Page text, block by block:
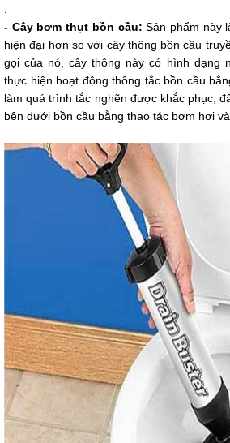
.
- Cây bơm thụt bồn cầu: Sản phẩm này
hiện đại hơn so với cây thông bồn cầu
gọi của nó, cây thông này có hình dạng
thực hiện hoạt động thông tắc bồn cầu
làm quá trình tắc nghẽn được khắc phục,
bên dưới bồn cầu bằng thao tác bơm hơi